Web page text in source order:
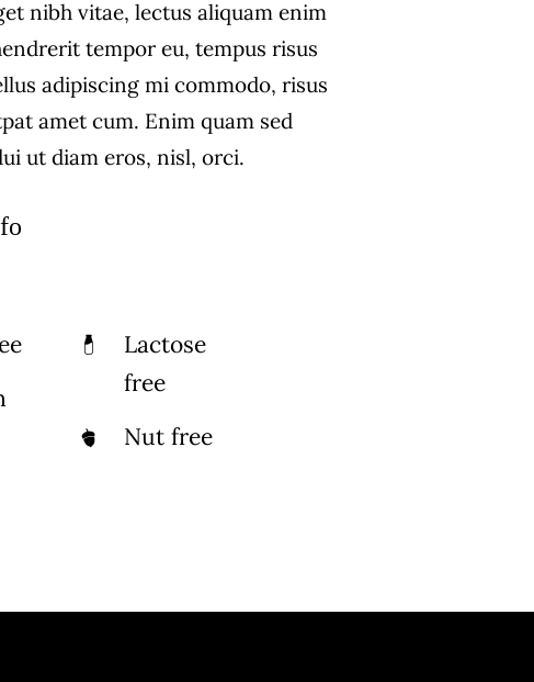
nibh vitae, lectus aliquam enim
tempor eu, tempus risus
adipiscing mi commodo, risus
amet cum. Enim quam sed
ut diam eros, nisl, orci.
Lactose
free
Nut free